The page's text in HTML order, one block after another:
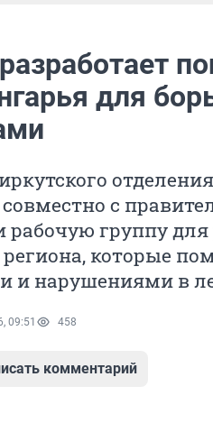
для
с
рабочую группу
которые
и нарушениями в
09:51 458
комментарий